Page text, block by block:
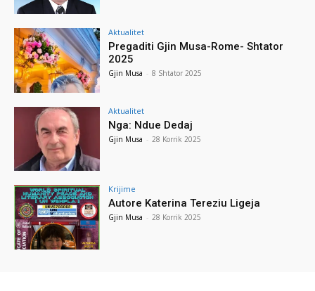
Aktualitet
Pregaditi Gjin Musa-Rome- Shtator
2025
Gjin Musa - 8 Shtator 2025
Aktualitet
Nga: Ndue Dedaj
Gjin Musa - 28 Korrik 2025
Krijime
Autore Katerina Tereziu Ligeja
Gjin Musa - 28 Korrik 2025